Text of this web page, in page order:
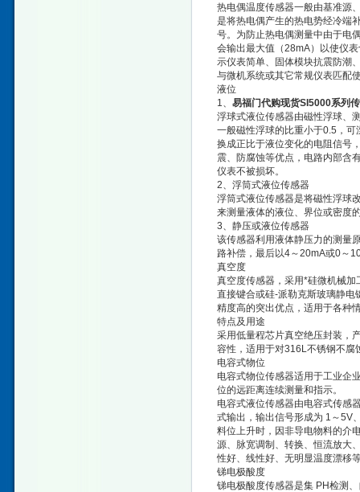
热电偶温度传感器一般由基准源
是将热电偶产生的热电势经冷端
号。为防止热电偶测量中由于电
会输出最大值（28mA）以使仪
示仪表简单、固体模块抗震防潮
与微机系统或其它常规仪表匹配
液位
1、 易福门代购现货SI5000系列
浮球式液位传感器由磁性浮球、
一般磁性浮球的比重小于0.5，
换成正比于液位变化的电阻信号
震、防腐蚀等优点，电路内部含
仪表不被损坏。
2、浮筒式液位传感器
浮筒式液位传感器是将磁性浮球
来测量液体的液位、界位或密度
3、静压或液位传感器
该传感器利用液体静压力的测量
路补偿，最后以4～20mA或0～
真空度
真空度传感器，采用*硅微机械
直接键合或硅-派勒克斯玻璃静电
精度高的突出优点，适用于各种
特点及用途
采用低量程芯片真空绝压封装，
容性，适用于对316L不锈钢不腐
电容式物位
电容式物位传感器适用于工业企
位的远距离连续测量和指示。
电容式液位传感器由电容式传感
式输出，输出信号形成为 1～5V
料位上升时，因非导电物料的介
源、脉宽调制、转换、恒流放大
性好、线性好、无明显温度漂移
锑电极酸度
锑电极酸度传感器是集 PH检测